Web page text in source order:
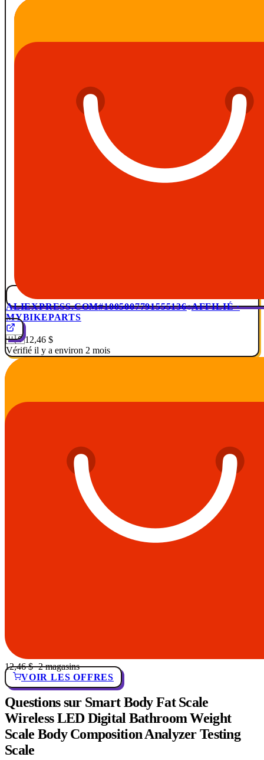
ALIEXPRESS.COM#1005007791555136 AFFILIÉ ·
MYBIKEPARTS
🇺🇸12,46 $
Vérifié il y a environ 2 mois
12,46 $· 2 magasins
VOIR LES OFFRES
Questions sur Smart Body Fat Scale
Wireless LED Digital Bathroom Weight
Scale Body Composition Analyzer Testing
Scale